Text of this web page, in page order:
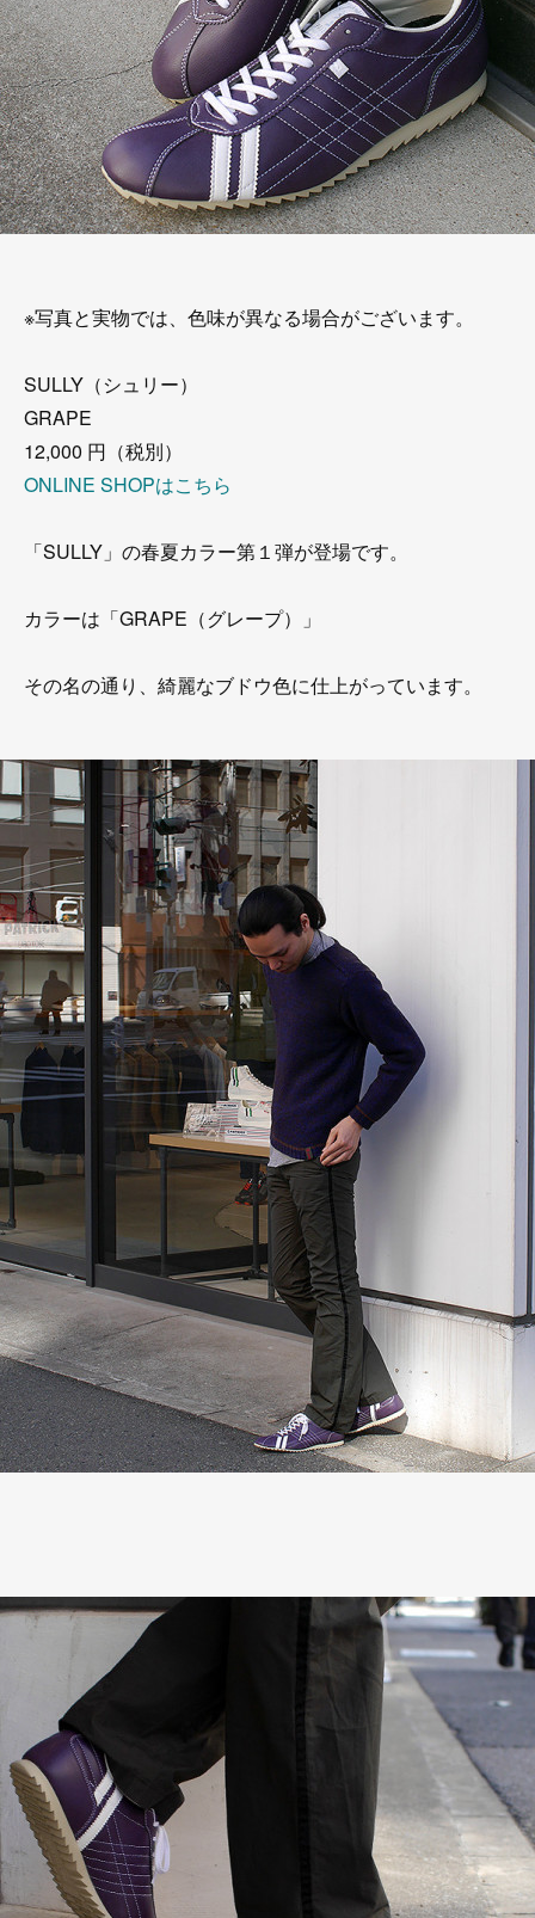
※写真と実物では、色味が異なる場合がございます。
SULLY（シュリー）
GRAPE
12,000 円（税別）
ONLINE SHOPはこちら
「SULLY」の春夏カラー第１弾が登場です。
カラーは「GRAPE（グレープ）」
その名の通り、綺麗なブドウ色に仕上がっています。